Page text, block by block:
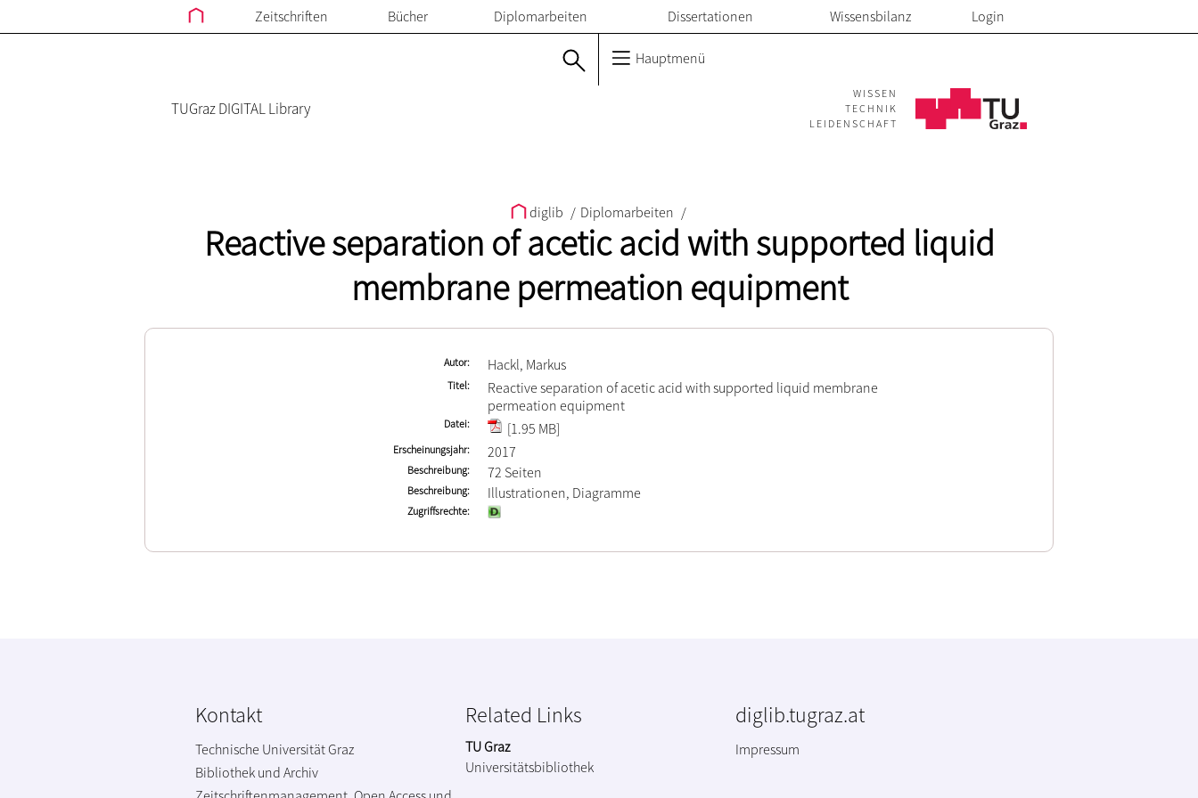
Zeitschriften Bücher Diplomarbeiten Dissertationen Wissensbilanz Login
Hauptmenü
TUGraz DIGITAL Library
WISSEN
TECHNIK
LEIDENSCHAFT
diglib / Diplomarbeiten /
Reactive separation of acetic acid with supported liquid
membrane permeation equipment
Autor Hackl, Markus
Titel
Reactive separation of acetic acid with supported liquid membrane
permeation equipment
Datei [1.95 MB]
Erscheinungsjahr 2017
Beschreibung 72 Seiten
Beschreibung Illustrationen, Diagramme
Zugriffsrechte
Kontakt
Technische Universität Graz
Bibliothek und Archiv
Related Links
TU Graz
Universitätsbibliothek
diglib.tugraz.at
Impressum